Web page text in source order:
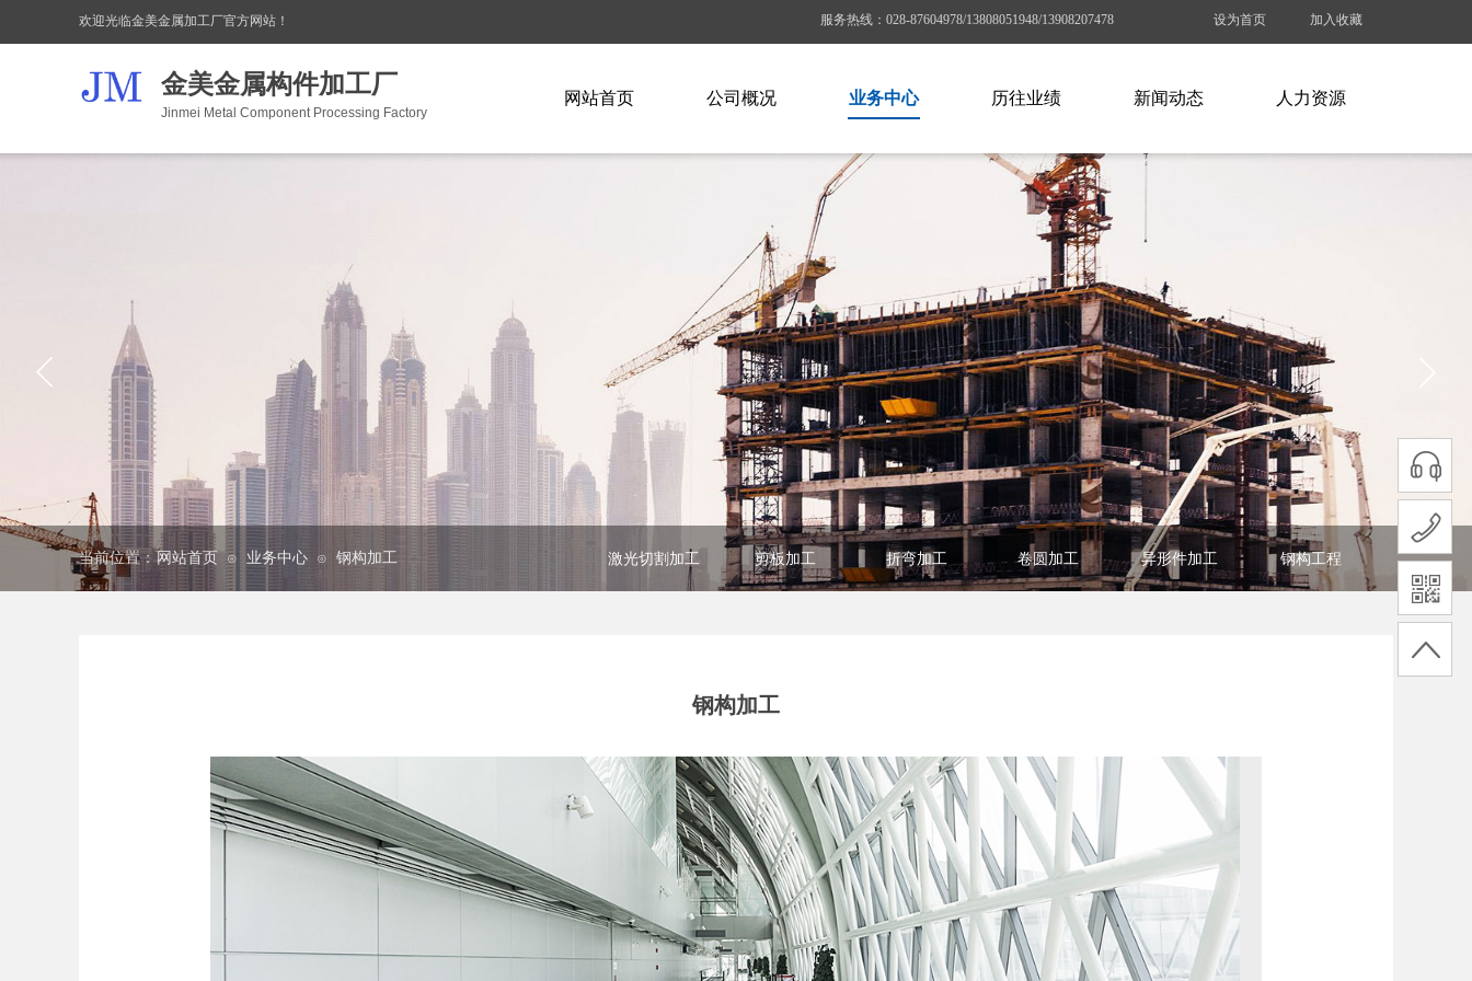
服务热线： 028-87604978/13808051948/13908207478 设为首页 加入收藏
欢迎光临金美金属加工厂官方网站！
网站首页 公司概况 业务中心 历往业绩 新闻动态 人力资源
金美金属构件加工厂
Jinmei Metal Component Processing Factory
网站首页 ⊙ 业务中心 ⊙ 钢构加工
当前位置： 激光切割加工 剪板加工 折弯加工 卷圆加工 异形件加工 钢构工程
钢构加工